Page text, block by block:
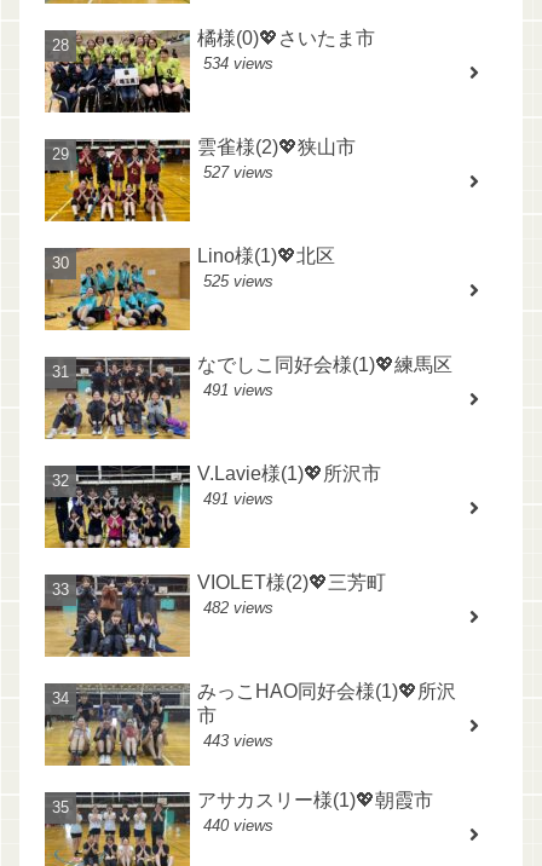
橘様(0)💖さいたま市
534 views
雲雀様(2)💖狭山市
527 views
Lino様(1)💖北区
525 views
なでしこ同好会様(1)💖練馬区
491 views
V.Lavie様(1)💖所沢市
491 views
VIOLET様(2)💖三芳町
482 views
みっこHAO同好会様(1)💖所沢
市
443 views
アサカスリー様(1)💖朝霞市
440 views